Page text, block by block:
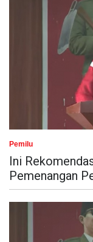
Pemilu
Ini
Pemenangan